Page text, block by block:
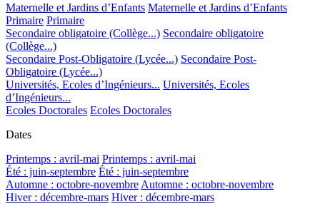
Maternelle et Jardins d’Enfants Maternelle et Jardins d’Enfants
Primaire Primaire
Secondaire obligatoire (Collège...) Secondaire obligatoire
(Collège...)
Secondaire Post-Obligatoire (Lycée...) Secondaire Post-
Obligatoire (Lycée...)
Universités, Ecoles d’Ingénieurs... Universités, Ecoles
d’Ingénieurs...
Ecoles Doctorales Ecoles Doctorales
Dates
Printemps : avril-mai Printemps : avril-mai
Été : juin-septembre Été : juin-septembre
Automne : octobre-novembre Automne : octobre-novembre
Hiver : décembre-mars Hiver : décembre-mars